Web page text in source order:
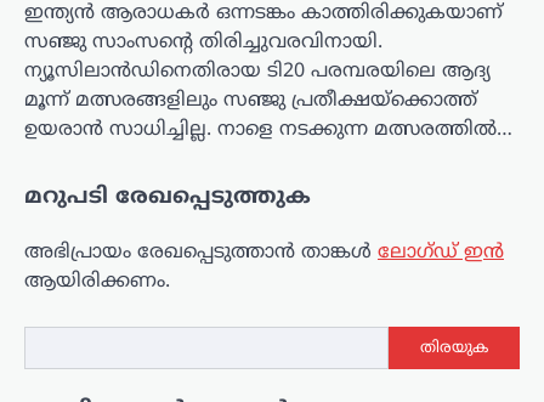
ഇന്ത്യൻ ആരാധകർ ഒന്നടങ്കം കാത്തിരിക്കുകയാണ്
സഞ്ജു സാംസന്റെ തിരിച്ചുവരവിനായി.
ന്യൂസിലാൻഡിനെതിരായ ടി20 പരമ്പരയിലെ ആദ്യ
മൂന്ന് മത്സരങ്ങളിലും സഞ്ജു പ്രതീക്ഷയ്‌ക്കൊത്ത്
ഉയരാൻ സാധിച്ചില്ല. നാളെ നടക്കുന്ന മത്സരത്തിൽ…
മറുപടി രേഖപ്പെടുത്തുക
അഭിപ്രായം രേഖപ്പെടുത്താ‍ൻ താങ്കൾ ലോഗ്ഡ് ഇൻ
ആയിരിക്കണം.
തിരയുക